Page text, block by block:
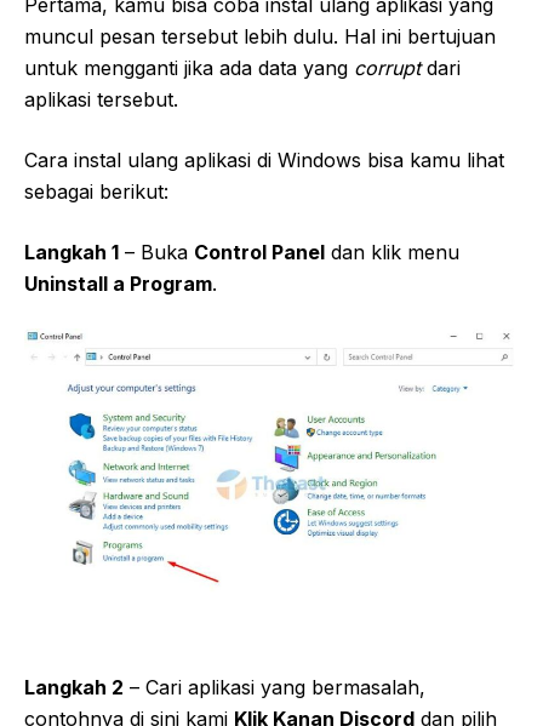
Pertama, kamu bisa coba instal ulang aplikasi yang
muncul pesan tersebut lebih dulu. Hal ini bertujuan
untuk mengganti jika ada data yang corruptdari
aplikasi tersebut.
Cara instal ulang aplikasi di Windows bisa kamu lihat
sebagai berikut:
Langkah 1 – Buka Control Panel dan klik menu
Uninstall a Program.
Langkah 2 – Cari aplikasi yang bermasalah,
contohnya di sini kami Klik Kanan Discord dan pilih